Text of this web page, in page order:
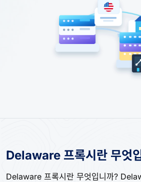
Delaware 프록시란 무엇
Delaware 프록시란 무엇입니까?